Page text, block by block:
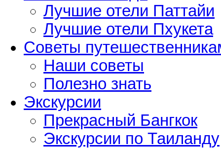
Лучшие отели Паттайи
Лучшие отели Пхукета
Советы
Наши советы
Полезно знать
Экскурсии
Прекрасный Бангкок
Экскурсии по Таиланду